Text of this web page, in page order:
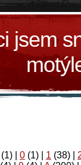
jsem
(1) 0 (1) 1 (38)